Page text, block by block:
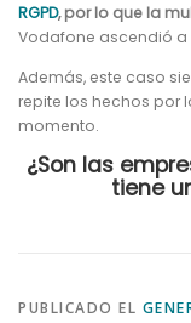
RGPD, por lo que la
Vodafone ascendió a
Además, este caso
repite los hechos por
momento.
¿Son las
tiene
PUBLICADO EL